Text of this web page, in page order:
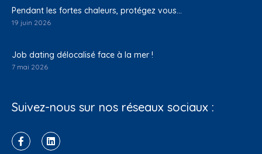
Pendant les fortes chaleurs, protégez vous…
19 juin 2026
Job dating délocalisé face à la mer !
7 mai 2026
Suivez-nous sur nos réseaux sociaux :